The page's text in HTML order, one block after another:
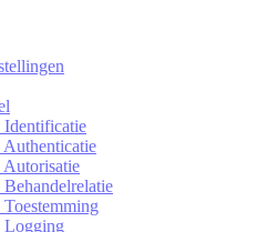
Identificatie
Autorisatie
Logging